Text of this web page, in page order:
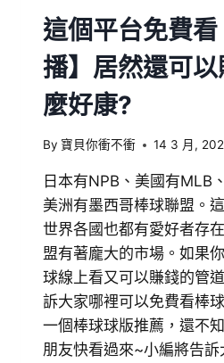
這個平台免費
播】居然還可
麼好康?
By 寶貝你衝不衝 14 3 月,
日本有NPB、美國有MLB
美洲有墨西哥棒球聯盟。
世界各國也都有愛好者存
盟有著龐大的市場。如果
球線上看又可以賺錢的管
訴大家哪裡可以免費看棒
一個棒球球版推薦，還不
朋友快看過來~小編將告